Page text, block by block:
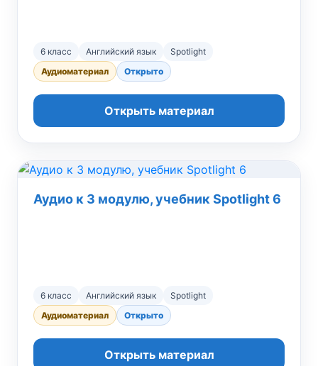
6 класс Английский язык
Spotlight
Аудиоматериал
Открыто
Открыть материал
Аудио к 3 модулю, учебник Spotlight 6
6 класс Английский язык
Spotlight
Аудиоматериал
Открыто
Открыть материал